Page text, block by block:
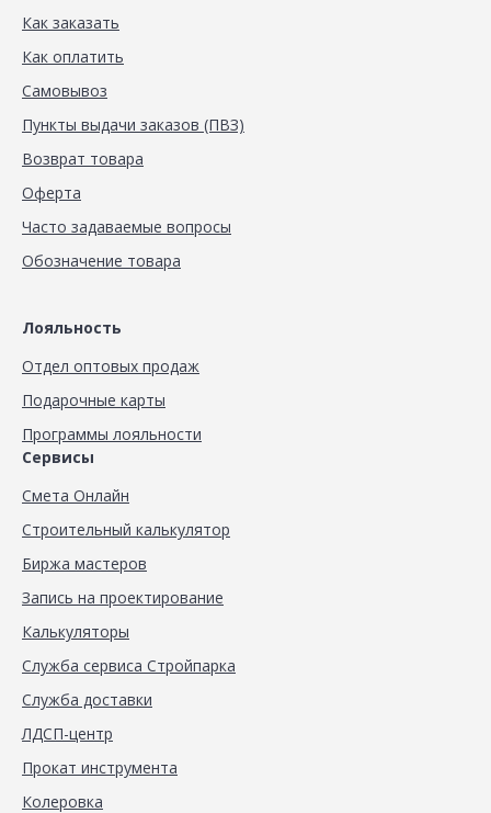
Как заказать
Как оплатить
Самовывоз
Пункты выдачи заказов (ПВЗ)
Возврат товара
Оферта
Часто задаваемые вопросы
Обозначение товара
Лояльность
Отдел оптовых продаж
Подарочные карты
Программы лояльности
Сервисы
Смета Онлайн
Строительный калькулятор
Биржа мастеров
Запись на проектирование
Калькуляторы
Служба сервиса Стройпарка
Служба доставки
ЛДСП-центр
Прокат инструмента
Колеровка